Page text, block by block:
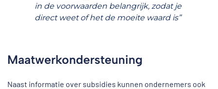
in de voorwaarden belangrijk, zodat je
direct weet of het de moeite waard is”
Maatwerkondersteuning
Naast informatie over subsidies kunnen ondernemers ook